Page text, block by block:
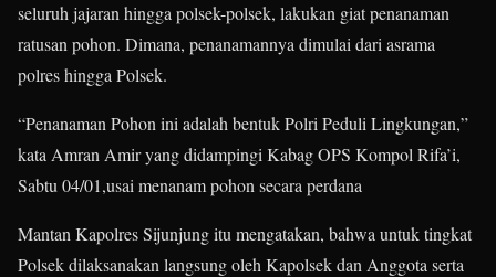
seluruh jajaran hingga polsek-polsek, lakukan giat penanaman
ratusan pohon. Dimana, penanamannya dimulai dari asrama
polres hingga Polsek.
“Penanaman Pohon ini adalah bentuk Polri Peduli Lingkungan,”
kata Amran Amir yang didampingi Kabag OPS Kompol Rifa’i,
Sabtu 04/01,usai menanam pohon secara perdana
Mantan Kapolres Sijunjung itu mengatakan, bahwa untuk tingkat
Polsek dilaksanakan langsung oleh Kapolsek dan Anggota serta